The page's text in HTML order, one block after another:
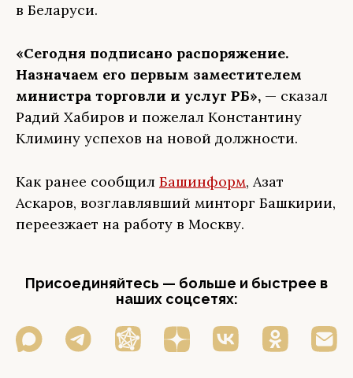
в Беларуси.
«Сегодня подписано распоряжение.
Назначаем его первым заместителем
министра торговли и услуг РБ», — сказал
Радий Хабиров и пожелал Константину
Климину успехов на новой должности.
Как ранее сообщил Башинформ, Азат
Аскаров, возглавлявший минторг Башкирии,
переезжает на работу в Москву.
Присоединяйтесь — больше и быстрее в
наших соцсетях: